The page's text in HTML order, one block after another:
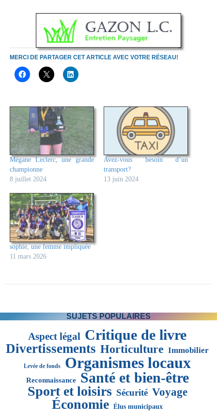
MERCI DE PARTAGER CET ARTICLE AVEC VOTRE RÉSEAU!
Mégane Leclerc, une grande
championne
8 juillet 2024
Avez-vous besoin d’un
transport?
13 juin 2024
sophie, une femme impliquée
11 mars 2026
SUJETS POPULAIRES
Aspect légal Critique de livre
Divertissements Horticulture Immobilier
Levée de fonds Organismes locaux
Reconnaissance Santé et bien-être
Sport et loisirs Sécurité Voyage
Économie Élus municipaux